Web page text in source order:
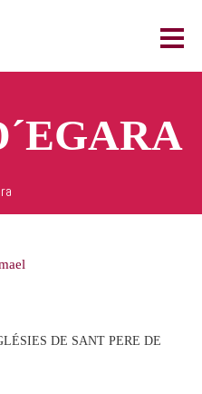
DE SANT PERE DE